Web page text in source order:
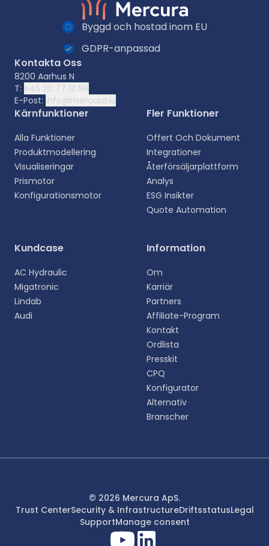
Välj ditt språk
upplevelse.
Svenska
Français
Byggd och hostad inom EU
GDPR-anpassad
Kontakta Oss
8200 Aarhus N
T: +45 20 77 12 96
E-Post: info@mercura.io
Kärnfunktioner
Alla Funktioner
Produktmodellering
Visualiseringar
Prismotor
Konfigurationsmotor
Fler Funktioner
Offert Och Dokument
Integrationer
Återförsäljarplattform
Analys
ESG Insikter
Quote Automation
Kundcase
AC Hydraulic
Migatronic
Lindab
Audi
Information
Om
Karriär
Partners
Affiliate-Program
Kontakt
Ordlista
Presskit
CPQ
Konfigurator
Alternativ
Branscher
© 2026 Mercura ApS.
Trust CenterSecurity & InfrastructureDriftsstatusLegal
SupportManage consent